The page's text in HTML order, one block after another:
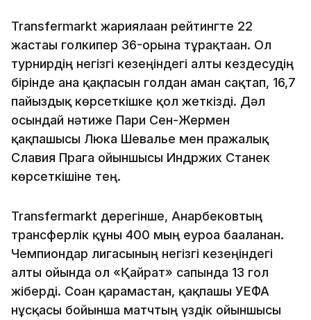
Transfermarkt жариялаған рейтингте 22
жастағы голкипер 36-орынға тұрақтаған. Ол
турнирдің негізгі кезеңіндегі алты кездесудің
бірінде ғана қақпасын голдан аман сақтап, 16,7
пайыздық көрсеткішке қол жеткізді. Дәл
осындай нәтиже Пари Сен-Жермен
қақпашысы Люка Шевалье мен пражалық
Славия Прага ойыншысы Индржих Станек
көрсеткішіне тең.
Transfermarkt дерегінше, Анарбековтың
трансферлік құны 400 мың еуроға бағаланған.
Чемпиондар лигасының негізгі кезеңіндегі
алты ойында ол «Қайрат» сапында 13 гол
жіберді. Соған қарамастан, қақпашы УЕФА
нұсқасы бойынша матчтың үздік ойыншысы